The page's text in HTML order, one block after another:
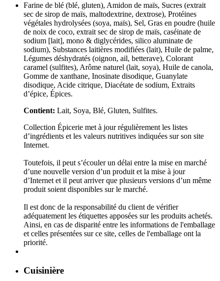
Farine de blé (blé, gluten), Amidon de maïs, Sucres (extrait
sec de sirop de maïs, maltodextrine, dextrose), Protéines
végétales hydrolysées (soya, maïs), Sel, Gras en poudre (huile
de noix de coco, extrait sec de sirop de maïs, caséinate de
sodium [lait], mono & diglycérides, silico aluminate de
sodium), Substances laitières modifiées (lait), Huile de palme,
Légumes déshydratés (oignon, ail, betterave), Colorant
caramel (sulfites), Arôme naturel (lait, soya), Huile de canola,
Gomme de xanthane, Inosinate disodique, Guanylate
disodique, Acide citrique, Diacétate de sodium, Extraits
d’épice, Épices.
Contient: Lait, Soya, Blé, Gluten, Sulfites.
Collection Épicerie met à jour régulièrement les listes
d’ingrédients et les valeurs nutritives indiquées sur son site
Internet.
Toutefois, il peut s’écouler un délai entre la mise en marché
d’une nouvelle version d’un produit et la mise à jour
d’Internet et il peut arriver que plusieurs versions d’un même
produit soient disponibles sur le marché.
Il est donc de la responsabilité du client de vérifier
adéquatement les étiquettes apposées sur les produits achetés.
Ainsi, en cas de disparité entre les informations de l'emballage
et celles présentées sur ce site, celles de l'emballage ont la
priorité.
Cuisinière